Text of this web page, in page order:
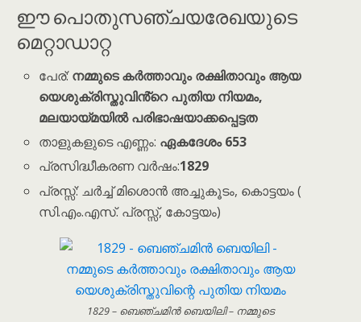
ഈ പൊതുസഞ്ചയരേഖയുടെ
മെറ്റാഡാറ്റ
പേര്:നമ്മുടെ കർത്താവും രക്ഷിതാവും ആയ
യെശുക്രിസ്തുവിൻ്റെ പുതിയ നിയമം,
മലയായ്മയിൽ പരിഭാഷയാക്കപ്പെട്ടത
താളുകളുടെ എണ്ണം: ഏകദേശം 653
പ്രസിദ്ധീകരണ വർഷം:1829
പ്രസ്സ്: ചർച്ച് മിശൊൻ അച്ചുകൂടം, കൊട്ടയം (
സി.എം.എസ്. പ്രസ്സ്, കോട്ടയം)
1829 – ബെഞ്ചമിൻ ബെയിലി – നമ്മുടെ